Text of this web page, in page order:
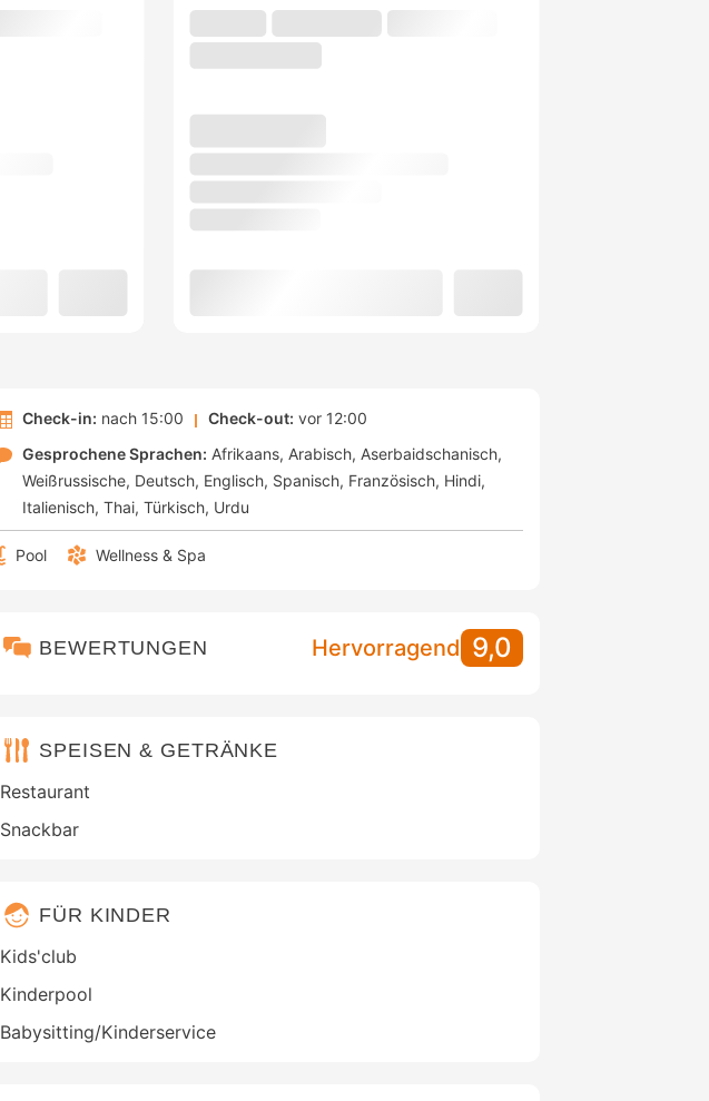
Check-in: nach 15:00 Check-out: vor 12:00
Gesprochene Sprachen: Afrikaans Arabisch Aserbaidschanisch
Weißrussische Deutsch Englisch Spanisch Französisch Hindi
Italienisch Thai Türkisch Urdu
Pool Wellness & Spa
BEWERTUNGEN Hervorragend 9,0
SPEISEN & GETRÄNKE
Restaurant
Snackbar
FÜR KINDER
Kids'club
Kinderpool
Babysitting/Kinderservice